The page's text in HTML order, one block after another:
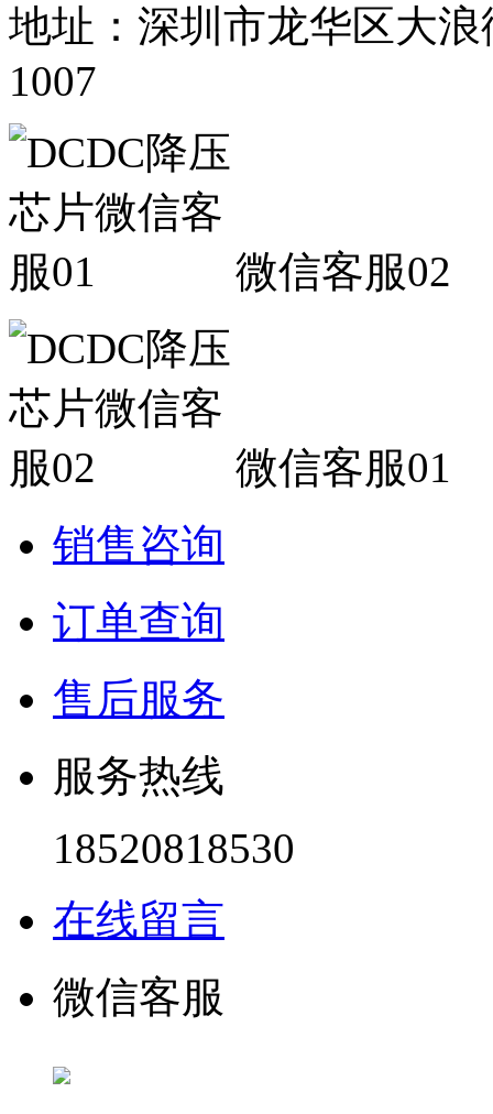
地址：深圳市龙华区大
1007
微信客服02
微信客服01
销售咨询
订单查询
售后服务
服务热线
18520818530
在线留言
微信客服